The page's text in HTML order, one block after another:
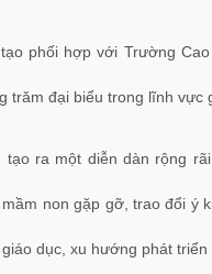
phối hợp với Trường
trăm đại biểu trong lĩnh vực
ra một diễn dàn rộng
non gặp gỡ, trao đổi ý
dục, xu hướng phát